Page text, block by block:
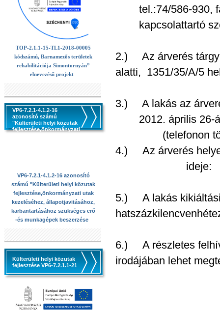
TOP-2.1.1-15-TL1-2018-00005
kódszámú, Barnamezős területek
rehabilitációja Simontornyán”
elnevezésű projekt
VP6-7.2.1-4.1.2-16
azonosító számú
"Külterületi helyi közutak
fejlesztése,önkormányzati
VP6-7.2.1-4.1.2-16 azonosító
számú "Külterületi helyi közutak
fejlesztése,önkormányzati utak
kezeléséhez, állapotjavitásához,
karbantartásához szükséges erő
-és munkagépek beszerzése
Külterületi helyi közutak
fejlesztése VP6-7.2.1.1-21
tel.:74/586-930,
kapcsolattartó
2.) Az árverés
alatti, 1351/35/A/5
3.) A lakás az
2012. április 26-
(telefonon
4.) Az árverés
ideje: 2012.
5.) A lakás kikiáltási
6.) A részletes
irodájában lehet